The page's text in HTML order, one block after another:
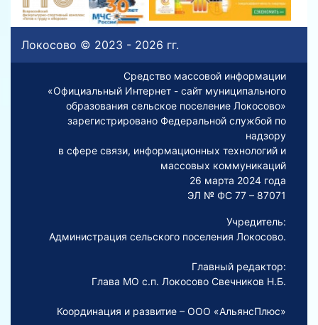
Локосово © 2023 - 2026 гг.
Средство массовой информации
«Официальный Интернет - сайт муниципального
образования сельское поселение Локосово»
зарегистрировано Федеральной службой по
надзору
в сфере связи, информационных технологий и
массовых коммуникаций
26 марта 2024 года
ЭЛ № ФС 77 – 87071
Учредитель:
Администрация сельского поселения Локосово.
Главный редактор:
Глава МО с.п. Локосово Свечников Н.Б.
Координация и развитие – ООО «АльянсПлюс»